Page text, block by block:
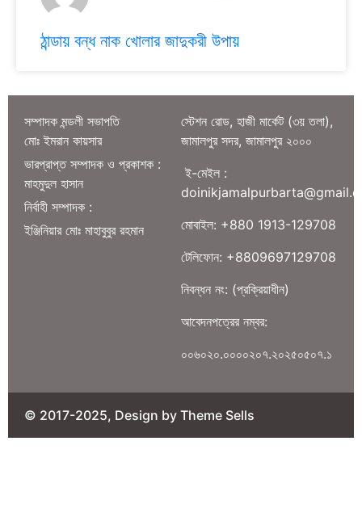
ঠান্ডায় বন্ধ নাক খোলার জাদুকরী উপায়
সম্পাদক মন্ডলী সভাপতি
মোঃ ইমরান কায়সার
ভারপ্রাপ্ত সম্পাদক ও প্রকাশক :
মাহমুদুল হাসান
নির্বাহী সম্পাদক :
ইঞ্জিনিয়ার মোঃ মাহাবুবুর রহমান
স্টেশন রোড, হাজী মার্কেট (৩য় তলা),
জামালপুর সদর, জামালপুর ২০০০
ই-মেইল :
মোবাইল: +880 1913-129708
টেলিফোন: +8809697129708
নিবন্ধন নং: (প্রক্রিয়াধীন)
আবেদনপত্রের নম্বর:
০০৬০২০.০০০০২০৭.২০২৫০৫০৭.১
© 2017-2025, Design by Theme Sells